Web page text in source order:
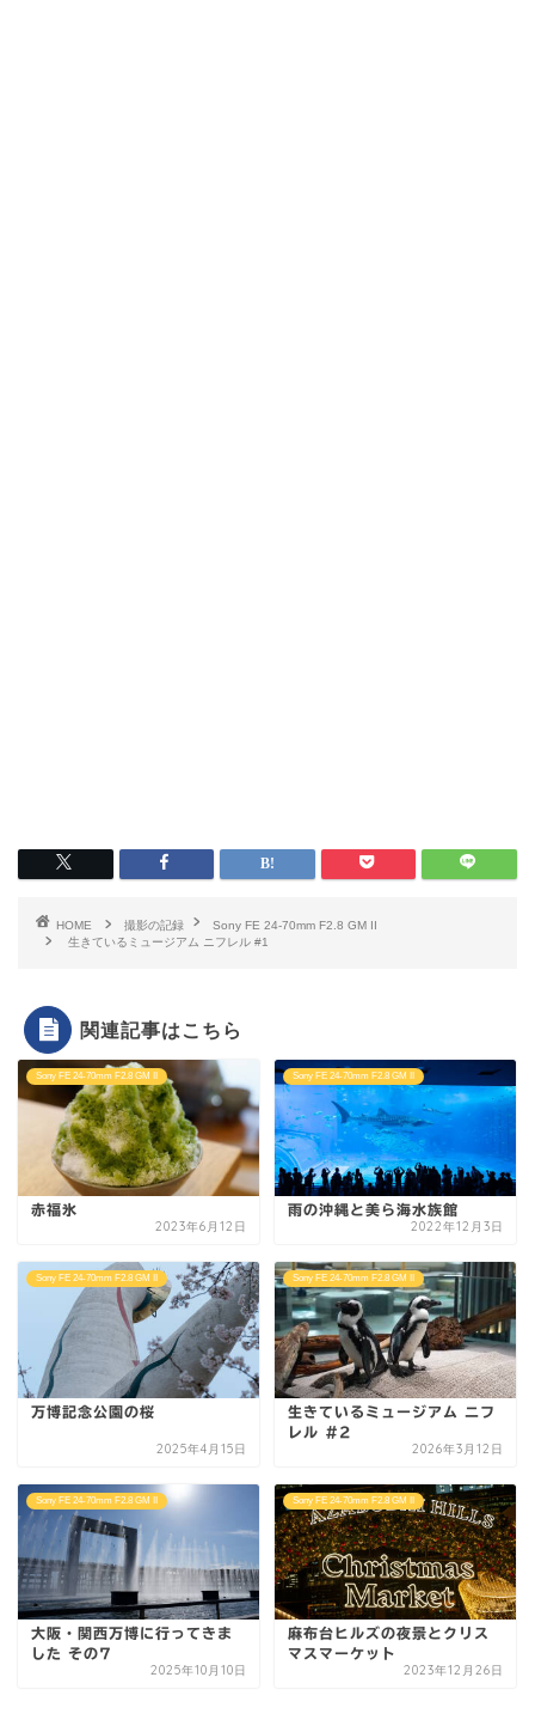
HOME 撮影の記録
Sony FE 24-70mm F2.8 GM II
生きているミュージアム ニフレル #1
関連記事はこちら
Sony FE 24-70mm F2.8 GM II
赤福氷
2023年6月12日
Sony FE 24-70mm F2.8 GM II
雨の沖縄と美ら海水族館
2022年12月3日
Sony FE 24-70mm F2.8 GM II
万博記念公園の桜
2025年4月15日
Sony FE 24-70mm F2.8 GM II
生きているミュージアム ニフ
レル #2
2026年3月12日
Sony FE 24-70mm F2.8 GM II
大阪・関西万博に行ってきま
した その7
2025年10月10日
Sony FE 24-70mm F2.8 GM II
麻布台ヒルズの夜景とクリス
マスマーケット
2023年12月26日